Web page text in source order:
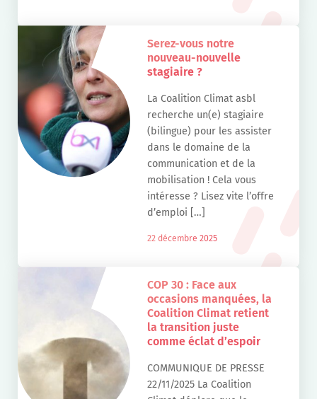
Serez-vous notre
nouveau-nouvelle
stagiaire ?
La Coalition Climat asbl
recherche un(e) stagiaire
(bilingue) pour les assister
dans le domaine de la
communication et de la
mobilisation ! Cela vous
intéresse ? Lisez vite l’offre
d’emploi […]
22 décembre 2025
COP 30 : Face aux
occasions manquées, la
Coalition Climat retient
la transition juste
comme éclat d’espoir
COMMUNIQUE DE PRESSE
22/11/2025 La Coalition